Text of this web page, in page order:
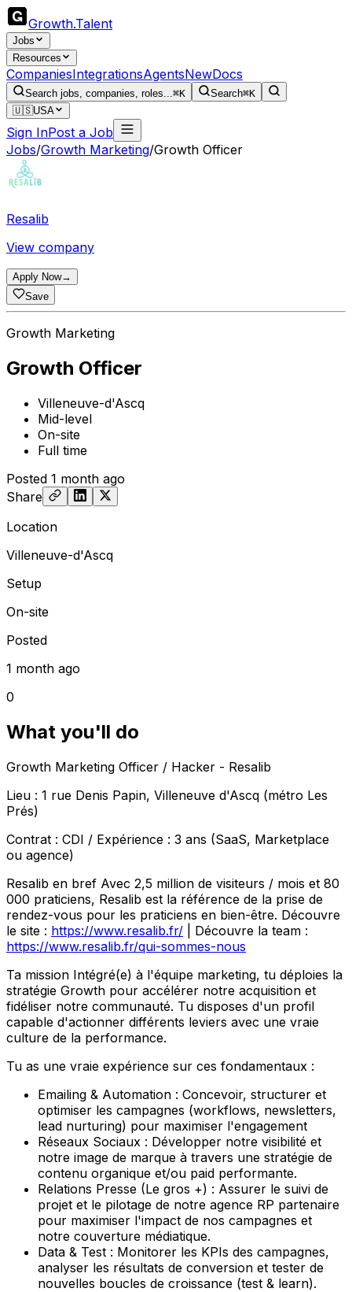
Growth.Talent
Jobs
Resources
CompaniesIntegrationsAgentsNewDocs
Search jobs, companies, roles...⌘K Search⌘K
🇺🇸USA
Sign InPost a Job
Jobs/Growth Marketing/Growth Officer
Resalib
View company
Apply Now→
Save
Growth Marketing
Growth Officer
Villeneuve-d'Ascq
Mid-level
On-site
Full time
Posted 1 month ago
Share
Location
Villeneuve-d'Ascq
Setup
On-site
Posted
1 month ago
0
What you'll do
Growth Marketing Officer / Hacker - Resalib
Lieu : 1 rue Denis Papin, Villeneuve d'Ascq (métro Les
Prés)
Contrat : CDI / Expérience : 3 ans (SaaS, Marketplace
ou agence)
Resalib en bref Avec 2,5 million de visiteurs / mois et 80
000 praticiens, Resalib est la référence de la prise de
rendez-vous pour les praticiens en bien-être. Découvre
le site : https://www.resalib.fr/ | Découvre la team :
https://www.resalib.fr/qui-sommes-nous
Ta mission Intégré(e) à l'équipe marketing, tu déploies la
stratégie Growth pour accélérer notre acquisition et
fidéliser notre communauté. Tu disposes d'un profil
capable d'actionner différents leviers avec une vraie
culture de la performance.
Tu as une vraie expérience sur ces fondamentaux :
Emailing & Automation : Concevoir, structurer et
optimiser les campagnes (workflows, newsletters,
lead nurturing) pour maximiser l'engagement
Réseaux Sociaux : Développer notre visibilité et
notre image de marque à travers une stratégie de
contenu organique et/ou paid performante.
Relations Presse (Le gros +) : Assurer le suivi de
projet et le pilotage de notre agence RP partenaire
pour maximiser l'impact de nos campagnes et
notre couverture médiatique.
Data & Test : Monitorer les KPIs des campagnes,
analyser les résultats de conversion et tester de
nouvelles boucles de croissance (test & learn).